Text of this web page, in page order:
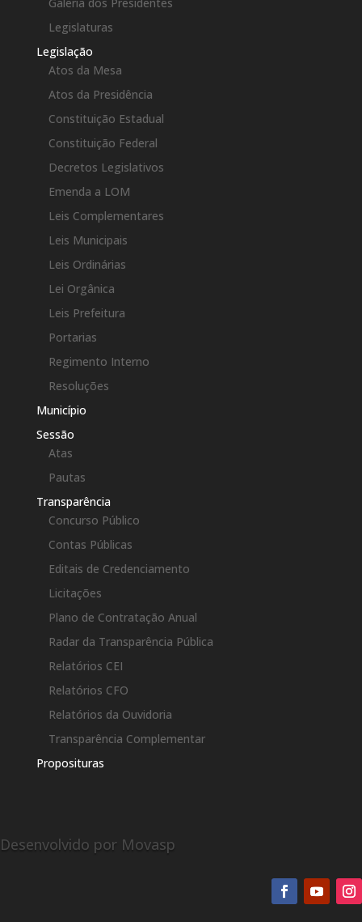
Legislaturas
Legislação
Atos da Mesa
Atos da Presidência
Constituição Estadual
Constituição Federal
Decretos Legislativos
Emenda a LOM
Leis Complementares
Leis Municipais
Leis Ordinárias
Lei Orgânica
Leis Prefeitura
Portarias
Regimento Interno
Resoluções
Município
Sessão
Atas
Pautas
Transparência
Concurso Público
Contas Públicas
Editais de Credenciamento
Licitações
Plano de Contratação Anual
Radar da Transparência Pública
Relatórios CEI
Relatórios CFO
Relatórios da Ouvidoria
Transparência Complementar
Proposituras
Desenvolvido por Movasp